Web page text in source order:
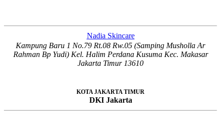
Nadia Skincare
Kampung Baru 1 No.79 Rt.08 Rw.05 (Samping Musholla Ar
Rahman Bp Yudi) Kel. Halim Perdana Kusuma Kec. Makasar
Jakarta Timur 13610
KOTA JAKARTA TIMUR
DKI Jakarta